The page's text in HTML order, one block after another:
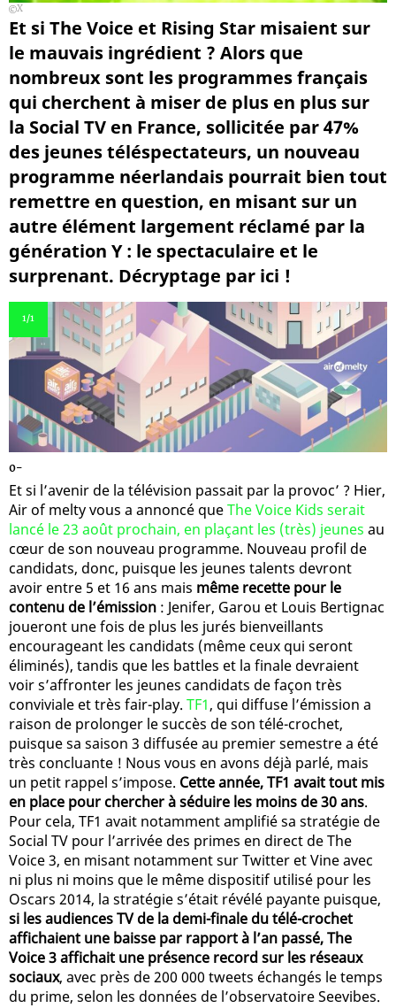
X
Et si The Voice et Rising Star misaient sur
le mauvais ingrédient ? Alors que
nombreux sont les programmes français
qui cherchent à miser de plus en plus sur
la Social TV en France, sollicitée par 47%
des jeunes téléspectateurs, un nouveau
programme néerlandais pourrait bien tout
remettre en question, en misant sur un
autre élément largement réclamé par la
génération Y : le spectaculaire et le
surprenant. Décryptage par ici !
1/1
0-
Et si l’avenir de la télévision passait par la provoc’ ? Hier,
Air of melty vous a annoncé queThe Voice Kids serait
lancé le 23 août prochain, en plaçant les (très) jeunes au
cœur de son nouveau programme. Nouveau profil de
candidats, donc, puisque les jeunes talents devront
avoir entre 5 et 16 ans mais même recette pour le
contenu de l’émission : Jenifer, Garou et Louis Bertignac
joueront une fois de plus les jurés bienveillants
encourageant les candidats (même ceux qui seront
éliminés), tandis que les battles et la finale devraient
voir s’affronter les jeunes candidats de façon très
conviviale et très fair-play. TF1, qui diffuse l’émission a
raison de prolonger le succès de son télé-crochet,
puisque sa saison 3 diffusée au premier semestre a été
très concluante ! Nous vous en avons déjà parlé, mais
un petit rappel s’impose. Cette année, TF1 avait tout mis
en place pour chercher à séduire les moins de 30 ans.
Pour cela, TF1 avait notamment amplifié sa stratégie de
Social TV pour l’arrivée des primes en direct de The
Voice 3, en misant notamment sur Twitter et Vine avec
ni plus ni moins que le même dispositif utilisé pour les
Oscars 2014, la stratégie s’était révélé payante puisque,
si les audiences TV de la demi-finale du télé-crochet
affichaient une baisse par rapport à l’an passé, The
Voice 3 affichait une présence record sur les réseaux
sociaux, avec près de 200 000 tweets échangés le temps
du prime, selon les données de l’observatoire Seevibes.